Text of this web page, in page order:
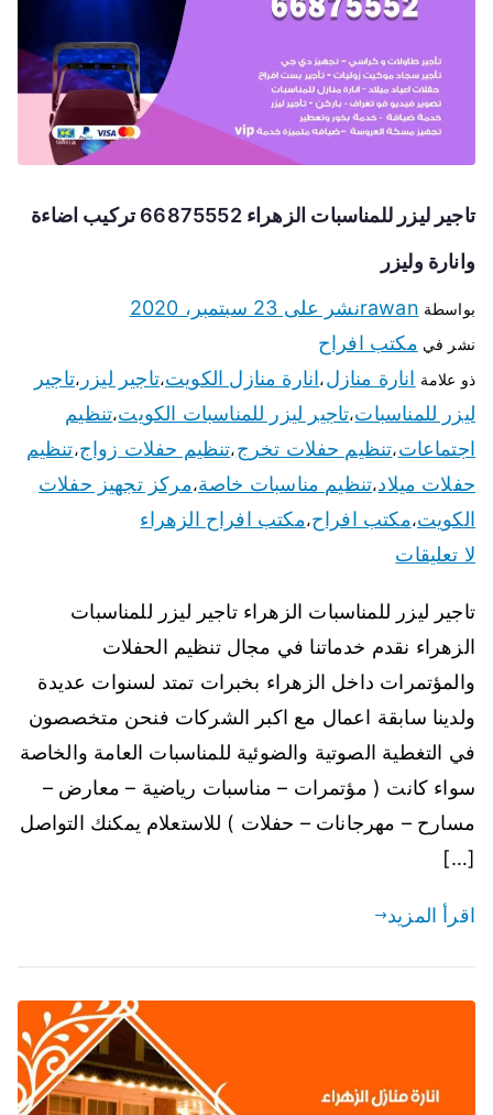
تاجير ليزر للمناسبات الزهراء 66875552 تركيب اضاءة
وانارة وليزر
بواسطة rawanنشر على 23 سبتمبر، 2020
نشر في مكتب افراح
ذو علامة انارة منازل،انارة منازل الكويت،تاجير ليزر ،تاجير
ليزر للمناسبات،تاجير ليزر للمناسبات الكويت،تنظيم
اجتماعات،تنظيم حفلات تخرج،تنظيم حفلات زواج،تنظيم
حفلات ميلاد،تنظيم مناسبات خاصة،مركز تجهيز حفلات
الكويت،مكتب افراح،مكتب افراح الزهراء
لا تعليقات
تاجير ليزر للمناسبات الزهراء تاجير ليزر للمناسبات
الزهراء نقدم خدماتنا في مجال تنظيم الحفلات
والمؤتمرات داخل الزهراء بخبرات تمتد لسنوات عديدة
ولدينا سابقة اعمال مع اكبر الشركات فنحن متخصصون
في التغطية الصوتية والضوئية للمناسبات العامة والخاصة
سواء كانت ( مؤتمرات – مناسبات رياضية – معارض –
مسارح – مهرجانات – حفلات ) للاستعلام يمكنك التواصل
[…]
اقرأ المزيد